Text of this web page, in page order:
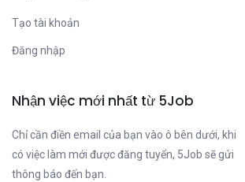
Tạo tài khoản
Đăng nhập
Nhận việc mới nhất từ 5Job
Chỉ cần điền email của bạn vào ô bên dưới, khi
có việc làm mới được đăng tuyển, 5Job sẽ gửi
thông báo đến bạn.